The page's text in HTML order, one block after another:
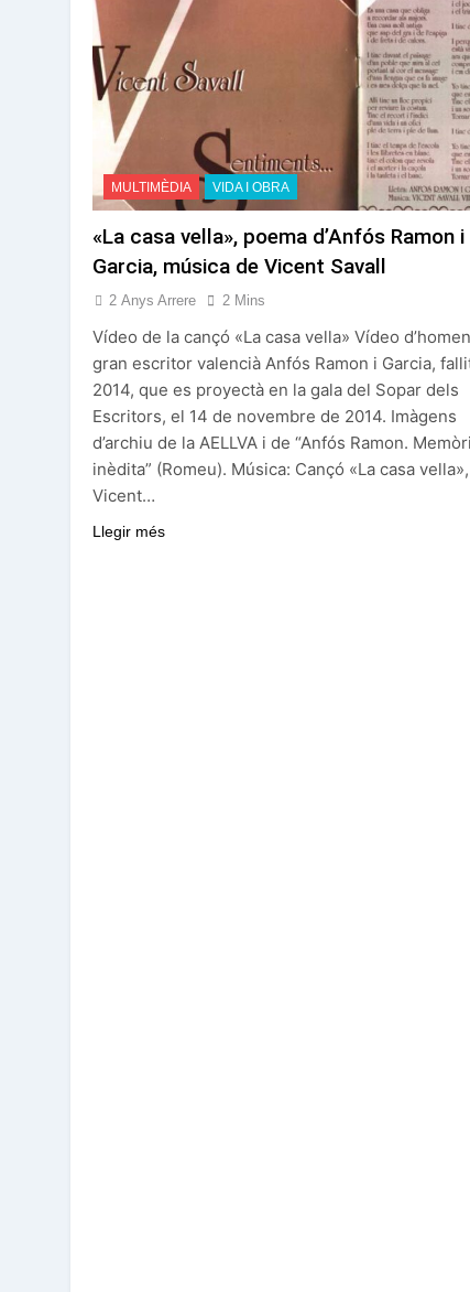
MULTIMÈDIA VIDA I OBRA
«La casa vella», poema d’Anfós Ramon i
Garcia, música de Vicent Savall
2 Anys Arrere 2 Mins
Vídeo de la cançó «La casa vella» Vídeo
gran escritor valencià Anfós Ramon i Garcia,
2014, que es proyectà en la gala del Sopar dels
Escritors, el 14 de novembre de 2014. Imàgens
d’archiu de la AELLVA i de “Anfós Ramon.
inèdita” (Romeu). Música: Cançó «La casa
Vicent…
Llegir més